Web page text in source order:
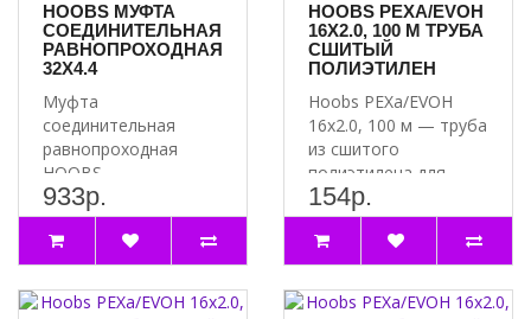
HOOBS МУФТА
СОЕДИНИТЕЛЬНАЯ
РАВНОПРОХОДНАЯ
32Х4.4
Муфта
соединительная
равнопроходная
HOOBS
32х4.4 является
универсальной и
подходит для
соединен..
933р.
HOOBS PEXA/EVOH
16Х2.0, 100 М ТРУБА
СШИТЫЙ
ПОЛИЭТИЛЕН
Hoobs PEXa/EVOH
16х2.0, 100 м — труба
из сшитого
полиэтилена для
надёжной системы
водоснабжени..
154р.